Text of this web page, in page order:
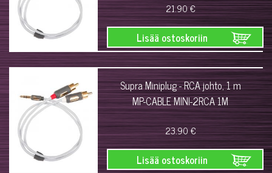
21.90 €
Lisää ostoskoriin
Supra Miniplug - RCA johto, 1 m
MP-CABLE MINI-2RCA 1M
23.90 €
Lisää ostoskoriin